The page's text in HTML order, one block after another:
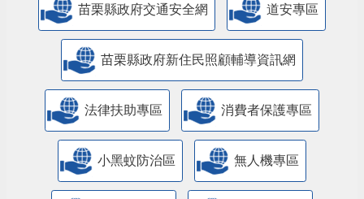
苗栗縣政府交通安全網 道安專區
苗栗縣政府新住民照顧輔導資訊網
法律扶助專區 消費者保護專區
小黑蚊防治區 無人機專區